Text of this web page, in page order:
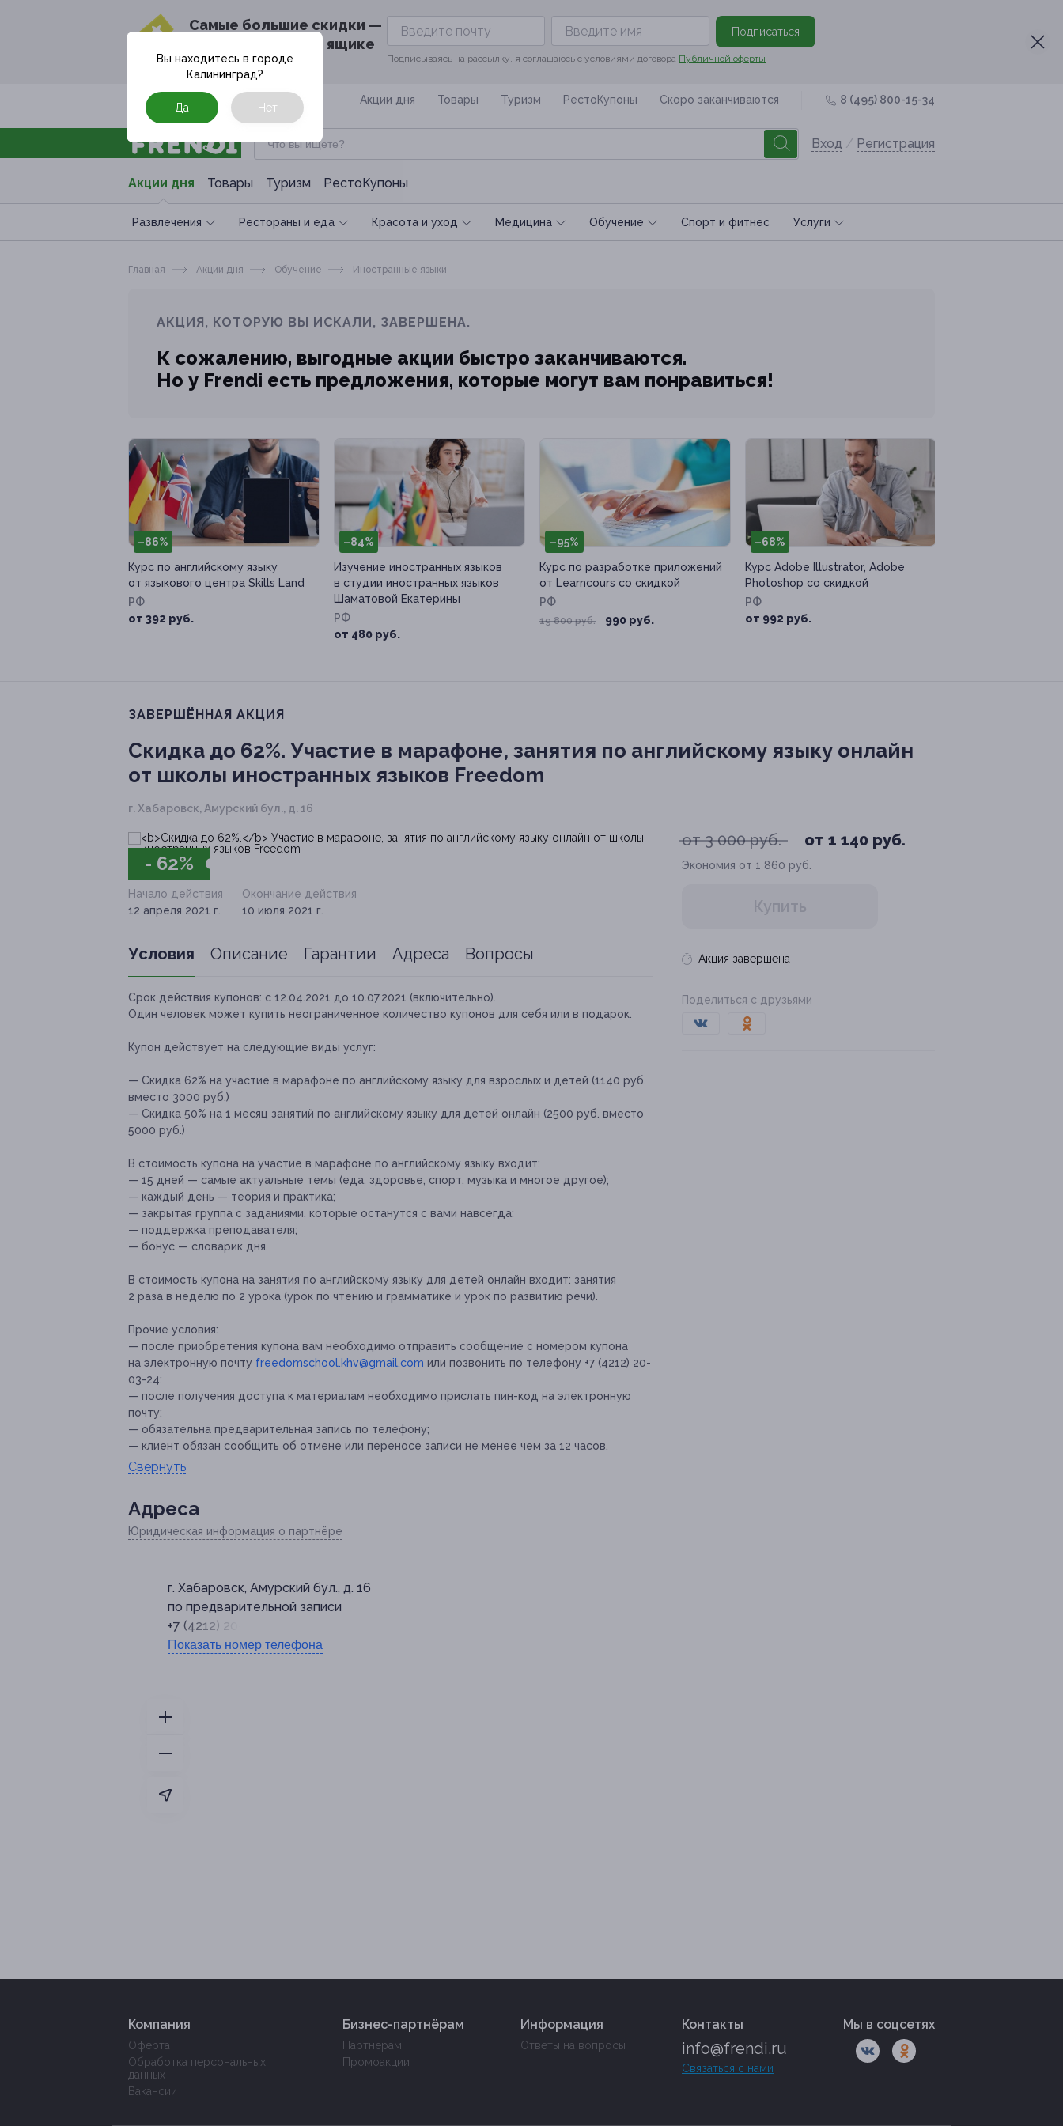
Cамые большие скидки —
в твоём почтовом ящике
Подписаться
Подписываясь на рассылку, я соглашаюсь с условиями договора Публичной оферты
Москва Акции дня Товары Туризм РестоКупоны Скоро заканчиваются 8 (495) 800-15-34
Вход / Регистрация
Акции дня Товары Туризм РестоКупоны
Развлечения Рестораны и еда Красота и уход Медицина Обучение Спoрт и фитнес Услуги
Вы находитесь в городе
Калининград?
Да Нет
Главная Акции дня Обучение Иностранные языки
АКЦИЯ, КОТОРУЮ ВЫ ИСКАЛИ, ЗАВЕРШЕНА.
К сожалению, выгодные акции быстро заканчиваются.
Но у Frendi есть предложения, которые могут вам понравиться!
–86%
Курс по английскому языку
от языкового центра Skills Land
РФ
от 392 руб.
–84%
Изучение иностранных языков
в студии иностранных языков
Шаматовой Екатерины
РФ
от 480 руб.
–95%
Курс по разработке приложений
от Learncours со скидкой
РФ
19 800 руб. 990 руб.
–68%
Курс Adobe Illustrator, Adobe
Photoshop со скидкой
РФ
от 992 руб.
ЗАВЕРШЁННАЯ АКЦИЯ
Скидка до 62%. Участие в марафоне, занятия по английскому языку онлайн
от школы иностранных языков Freedom
г. Хабаровск, Амурский бул., д. 16
- 62%
от 3 000 руб. от 1 140 руб.
Экономия от 1 860 руб.
Купить
Акция завершена
Поделиться с друзьями
Начало действия
12 апреля 2021 г.
Окончание действия
10 июля 2021 г.
Условия Описание Гарантии Адреса Вопросы
Срок действия купонов: с 12.04.2021 до 10.07.2021 (включительно).
Один человек может купить неограниченное количество купонов для себя или в подарок.
Купон действует на следующие виды услуг:
— Скидка 62% на участие в марафоне по английскому языку для взрослых и детей (1140 руб.
вместо 3000 руб.)
— Скидка 50% на 1 месяц занятий по английскому языку для детей онлайн (2500 руб. вместо
5000 руб.)
В стоимость купона на участие в марафоне по английскому языку входит:
— 15 дней — самые актуальные темы (еда, здоровье, спорт, музыка и многое другое);
— каждый день — теория и практика;
— закрытая группа с заданиями, которые останутся с вами навсегда;
— поддержка преподавателя;
— бонус — словарик дня.
В стоимость купона на занятия по английскому языку для детей онлайн входит: занятия
2 раза в неделю по 2 урока (урок по чтению и грамматике и урок по развитию речи).
Прочие условия:
— после приобретения купона вам необходимо отправить сообщение с номером купона
на электронную почту freedomschool.khv@gmail.com или позвонить по телефону +7 (4212) 20-
03-24;
— после получения доступа к материалам необходимо прислать пин-код на электронную
почту;
— обязательна предварительная запись по телефону;
— клиент обязан сообщить об отмене или переносе записи не менее чем за 12 часов.
Свернуть
Адресa
Юридическая информация о партнёре
г. Хабаровск, Амурский бул., д. 16
по предварительной записи
+7 (4212) 20-03-24
Показать номер телефона
Компания
Оферта
Обработка персональных
данных
Вакансии
Бизнес-партнёрам
Партнёрам
Промоакции
Информация
Ответы на вопросы
Контакты
info@frendi.ru
Связаться с нами
Мы в соцсетях